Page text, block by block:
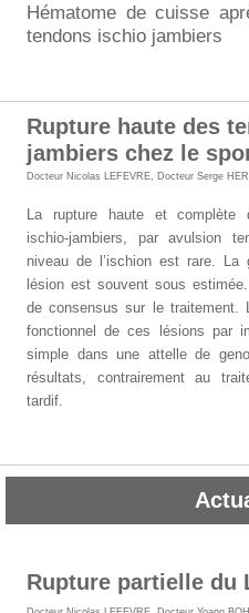
Hématome de cuisse
tendons ischio jambiers
Rupture haute des
jambiers chez le
Docteur Nicolas LEFEVRE, Docteur Serge
La rupture haute et complète
ischio-jambiers, par avulsion
niveau de l’ischion est rare. La
lésion est souvent sous
de consensus sur le traitement.
fonctionnel de ces lésions par
simple dans une attelle de
résultats, contrairement au
tardif.
Rupture partielle du